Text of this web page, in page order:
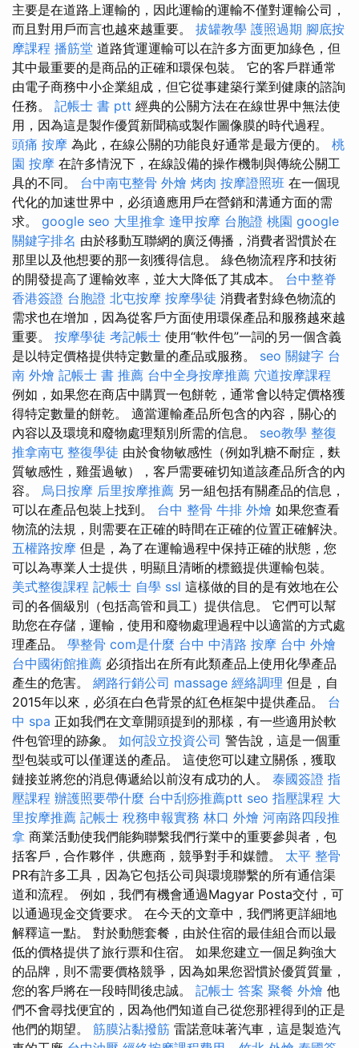
主要是在道路上運輸的，因此運輸的運輸不僅對運輸公司，
而且對用戶而言也越來越重要。 拔罐教學 護照過期 腳底按
摩課程 播筋堂 道路貨運運輸可以在許多方面更加綠色，但
其中最重要的是商品的正確和環保包裝。 它的客戶群通常
由電子商務中小企業組成，但它從事建築行業到健康的諮詢
任務。 記帳士 書 ptt 經典的公關方法在在線世界中無法使
用，因為這是製作優質新聞稿或製作圖像膜的時代過程。
頭痛 按摩 為此，在線公關的功能良好通常是最方便的。 桃
園 按摩 在許多情況下，在線設備的操作機制與傳統公關工
具的不同。 台中南屯整骨 外燴 烤肉 按摩證照班 在一個現
代化的加速世界中，必須適應用戶在營銷和溝通方面的需
求。 google seo 大里推拿 逢甲按摩 台胞證 桃園 google
關鍵字排名 由於移動互聯網的廣泛傳播，消費者習慣於在
那里以及他想要的那一刻獲得信息。 綠色物流程序和技術
的開發提高了運輸效率，並大大降低了其成本。 台中整脊
香港簽證 台胞證 北屯按摩 按摩學徒 消費者對綠色物流的
需求也在增加，因為從客戶方面使用環保產品和服務越來越
重要。 按摩學徒 考記帳士 使用“軟件包”一詞的另一個含義
是以特定價格提供特定數量的產品或服務。 seo 關鍵字 台
南 外燴 記帳士 書 推薦 台中全身按摩推薦 穴道按摩課程
例如，如果您在商店中購買一包餅乾，通常會以特定價格獲
得特定數量的餅乾。 適當運輸產品所包含的內容，關心的
內容以及環境和廢物處理類別所需的信息。 seo教學 整復
推拿南屯 整復學徒 由於食物敏感性（例如乳糖不耐症，麩
質敏感性，雞蛋過敏），客戶需要確切知道該產品所含的內
容。 烏日按摩 后里按摩推薦 另一組包括有關產品的信息，
可以在產品包裝上找到。 台中 整骨 牛排 外燴 如果您查看
物流的法規，則需要在正確的時間在正確的位置正確解決。
五權路按摩 但是，為了在運輸過程中保持正確的狀態，您
可以為專業人士提供，明顯且清晰的標籤提供運輸包裝。
美式整復課程 記帳士 自學 ssl 這樣做的目的是有效地在公
司的各個級別（包括高管和員工）提供信息。 它們可以幫
助您在存儲，運輸，使用和廢物處理過程中以適當的方式處
理產品。 學整骨 com是什麼 台中 中清路 按摩 台中 外燴
台中國術館推薦 必須指出在所有此類產品上使用化學產品
產生的危害。 網路行銷公司 massage 經絡調理 但是，自
2015年以來，必須在白色背景的紅色框架中提供產品。 台
中 spa 正如我們在文章開頭提到的那樣，有一些適用於軟
件包管理的跡象。 如何設立投資公司 警告說，這是一個重
型包裝或可以僅運送的產品。 這使您可以建立關係，獲取
鏈接並將您的消息傳遞給以前沒有成功的人。 泰國簽證 指
壓課程 辦護照要帶什麼 台中刮痧推薦ptt seo 指壓課程 大
里按摩推薦 記帳士 稅務申報實務 林口 外燴 河南路四段推
拿 商業活動使我們能夠聯繫我們行業中的重要參與者，包
括客戶，合作夥伴，供應商，競爭對手和媒體。 太平 整骨
PR有許多工具，因為它包括公司與環境聯繫的所有通信渠
道和流程。 例如，我們有機會通過Magyar Posta交付，可
以通過現金交貨要求。 在今天的文章中，我們將更詳細地
解釋這一點。 對於動態套餐，由於住宿的最佳組合而以最
低的價格提供了旅行票和住宿。 如果您建立一個足夠強大
的品牌，則不需要價格競爭，因為如果您習慣於優質質量，
您的客戶將在一段時間後忠誠。 記帳士 答案 聚餐 外燴 他
們不會尋找便宜的，因為他們知道自己從您那裡得到的正是
他們的期望。 筋膜沾黏撥筋 雷諾意味著汽車，這是製造汽